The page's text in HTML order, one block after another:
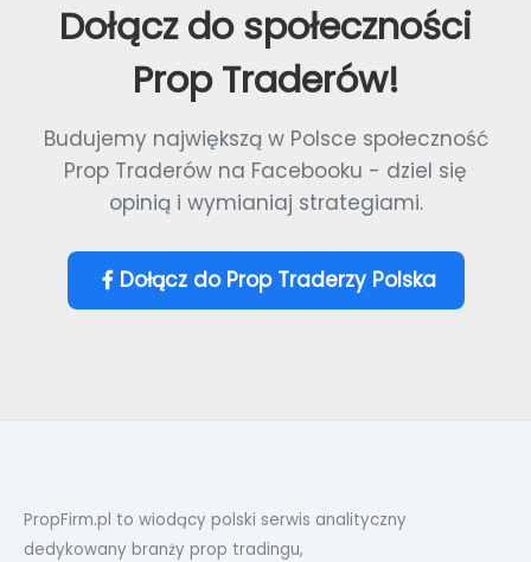
Dołącz do społeczności
Prop Traderów!
Budujemy największą w Polsce społeczność
Prop Traderów na Facebooku - dziel się
opinią i wymianiaj strategiami.
Dołącz do Prop Traderzy Polska
PropFirm.pl to wiodący polski serwis analityczny
dedykowany branży prop tradingu,